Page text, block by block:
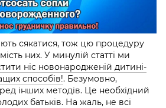
сякатися, тож цю процедуру
них. У минулій статті ми
ніс новонародженій дитині-
способів!. Безумовно,
інших методів. Це необхідний
батьків. На жаль, не всі